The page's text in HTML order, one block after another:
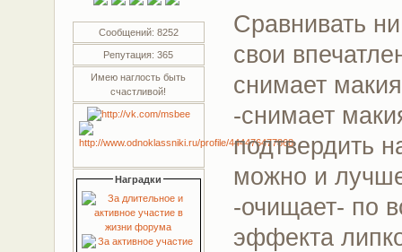
Сообщений: 8252
Репутация: 365
Имею наглость быть
счастливой!
Наградки
Сравнивать
свои
снимает
-снимает
подтвердить
можно и
-очищает- по
эффекта